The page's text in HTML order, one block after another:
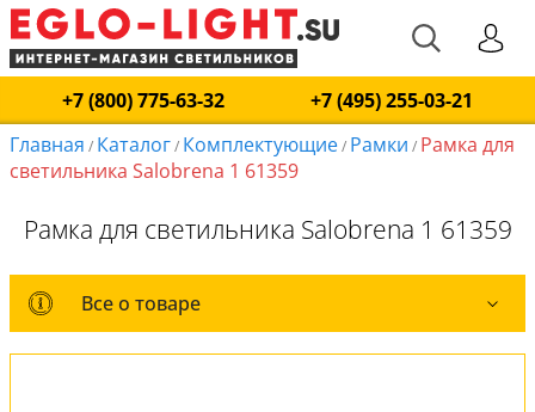
+7 (800) 775-63-32
+7 (495) 255-03-21
Главная / Каталог/ Комплектующие/ Рамки / Рамка для
светильника Salobrena 1 61359
Рамка для светильника Salobrena 1 61359
Все о товаре
Все о товаре